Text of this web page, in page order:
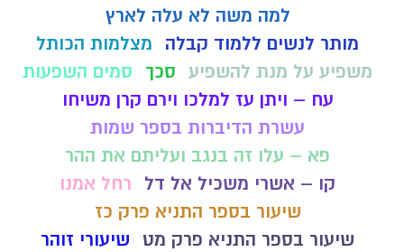
למה משה לא עלה לארץ
מותר לנשים ללמוד קבלה
מצלמות הכותל
משפיע על מנת להשפיע סכך
סמים השפעות
עח – ויתן עז למלכו וירם קרן משיחו
עשרת הדיברות בספר שמות
פא – עלו זה בנגב ועליתם את ההר
קו – אשרי משכיל אל דל
רחל אמנו
שיעור בספר התניא פרק כז
שיעור בספר התניא פרק מט
שיעורי זוהר